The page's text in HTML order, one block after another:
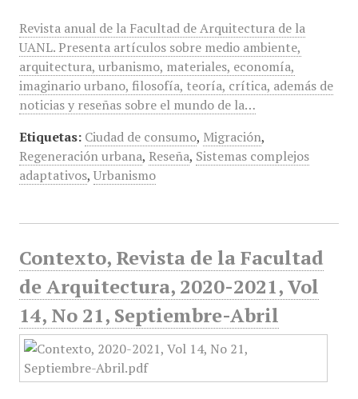
Revista anual de la Facultad de Arquitectura de la
UANL. Presenta artículos sobre medio ambiente,
arquitectura, urbanismo, materiales, economía,
imaginario urbano, filosofía, teoría, crítica, además de
noticias y reseñas sobre el mundo de la…
Etiquetas: Ciudad de consumo, Migración,
Regeneración urbana, Reseña, Sistemas complejos
adaptativos, Urbanismo
Contexto, Revista de la Facultad
de Arquitectura, 2020-2021, Vol
14, No 21, Septiembre-Abril